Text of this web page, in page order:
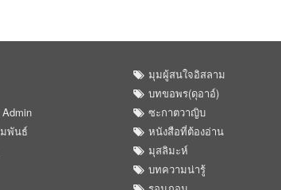
พันธ์
มุมผู้สนใจอิสลาม
บทขอพร(ดุอาอ์)
ซะกาตวาญิบ
หนังสือที่ต้องอ่าน
มุสลิมะห์
บทความน่ารู้